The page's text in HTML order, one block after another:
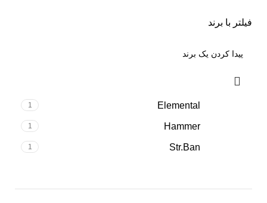
فیلتر با برند
Elemental
1
Hammer
1
Str.Ban
1